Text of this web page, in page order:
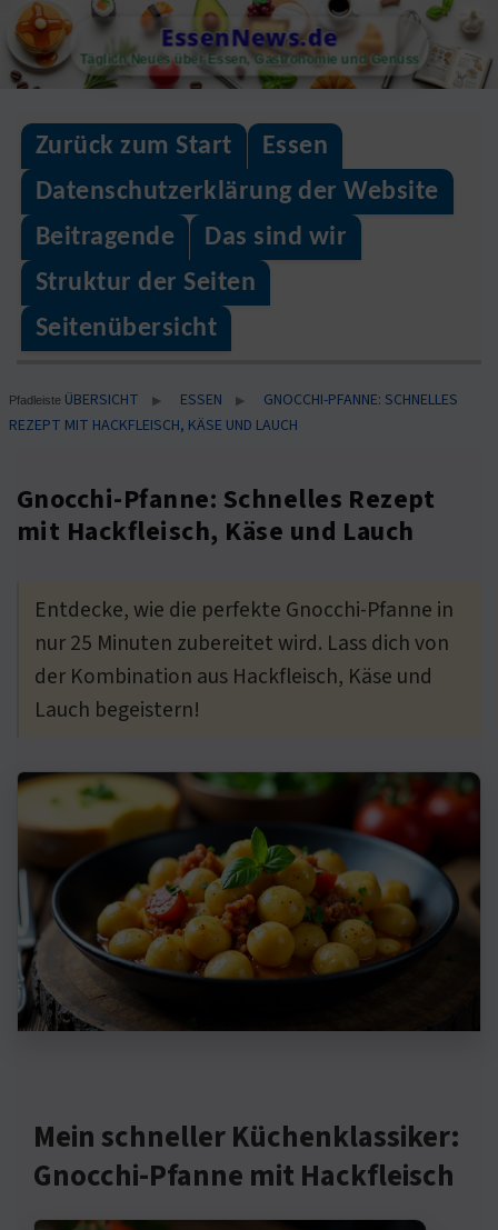
Skip
to
content
EssenNews.de
Täglich Neues über Essen, Gastronomie und Genuss
Zurück zum Start
Essen
Datenschutzerklärung der Website
Beitragende
Das sind wir
Struktur der Seiten
Seitenübersicht
Pfadleiste ÜBERSICHT ▶ ESSEN ▶
GNOCCHI-PFANNE: SCHNELLES
REZEPT MIT HACKFLEISCH, KÄSE UND LAUCH
Gnocchi-Pfanne: Schnelles Rezept
mit Hackfleisch, Käse und Lauch
Entdecke, wie die perfekte Gnocchi-Pfanne in
nur 25 Minuten zubereitet wird. Lass dich von
der Kombination aus Hackfleisch, Käse und
Lauch begeistern!
Mein schneller Küchenklassiker:
Gnocchi-Pfanne mit Hackfleisch